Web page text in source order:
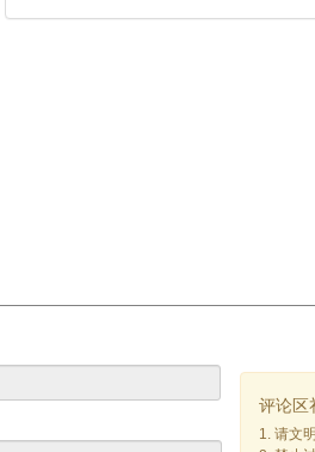
评论区
1. 请文